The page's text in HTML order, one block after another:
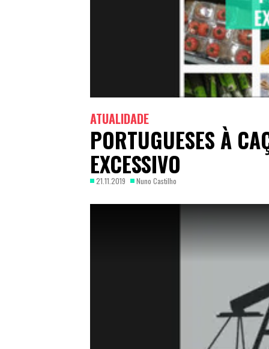
ATUALIDADE
PORTUGUESES À
EXCESSIVO
21.11.2019 Nuno Castilho